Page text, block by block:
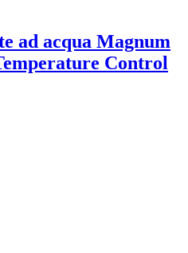
ad acqua Magnum
Control